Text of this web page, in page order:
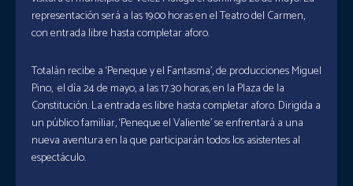
representación será a las 19.00 horas en el Teatro del Carmen,
con entrada libre hasta completar aforo.
Totalán recibe a ‘Peneque y el Fantasma’, de producciones Miguel
Pino, el día 24 de mayo, a las 17.30 horas, en la Plaza de la
Constitución. La entrada es libre hasta completar aforo. Dirigida a
un público familiar, ‘Peneque el Valiente’ se enfrentará a una
nueva aventura en la que participarán todos los asistentes al
espectáculo.